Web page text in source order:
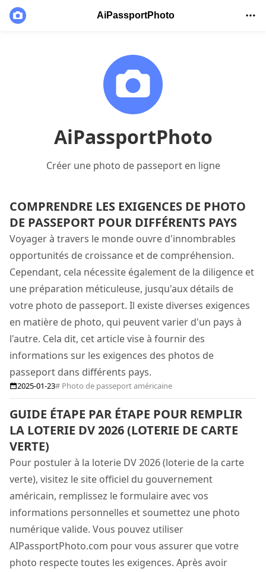
AiPassportPhoto
AiPassportPhoto
Créer une photo de passeport en ligne
COMPRENDRE LES EXIGENCES DE PHOTO
DE PASSEPORT POUR DIFFÉRENTS PAYS
Voyager à travers le monde ouvre d'innombrables
opportunités de croissance et de compréhension.
Cependant, cela nécessite également de la diligence et
une préparation méticuleuse, jusqu'aux détails de
votre photo de passeport. Il existe diverses exigences
en matière de photo, qui peuvent varier d'un pays à
l'autre. Cela dit, cet article vise à fournir des
informations sur les exigences des photos de
passeport dans différents pays.
2025-01-23# Photo de passeport américaine
GUIDE ÉTAPE PAR ÉTAPE POUR REMPLIR
LA LOTERIE DV 2026 (LOTERIE DE CARTE
VERTE)
Pour postuler à la loterie DV 2026 (loterie de la carte
verte), visitez le site officiel du gouvernement
américain, remplissez le formulaire avec vos
informations personnelles et soumettez une photo
numérique valide. Vous pouvez utiliser
AIPassportPhoto.com pour vous assurer que votre
photo respecte toutes les exigences. Après avoir